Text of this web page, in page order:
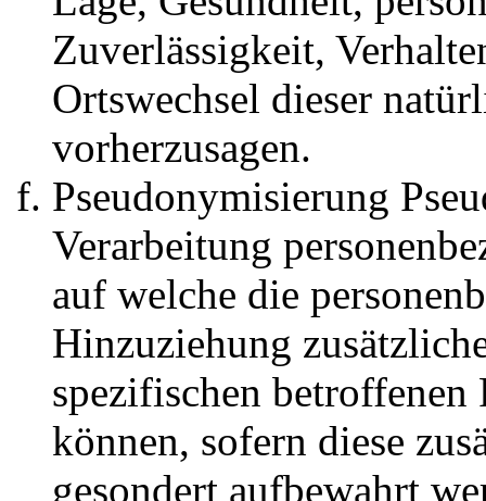
Zuverlässigkeit,
Ortswechsel dieser
vorherzusagen.
Pseudonymisierung
Verarbeitung
auf welche die
Hinzuziehung
spezifischen betroffenen
können, sofern diese
gesondert aufbewahrt